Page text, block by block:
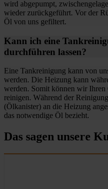
wird abgepumpt,
wieder zurückgeführt. Vor der
Öl von uns gefiltert.
Kann ich eine
durchführen lassen?
Eine Tankreinigung kann von
werden. Die Heizung kann
werden. Somit können wir
reinigen. Während der
(Ölkanister) an die Heizung
das notwendige Öl bezieht.
Das sagen unsere